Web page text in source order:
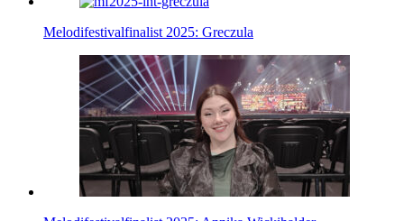
Melodifestivalfinalist 2025: Greczula